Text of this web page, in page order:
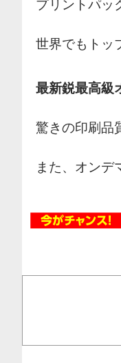
プリントパッ
世界でもトッ
最新鋭最高級
驚きの印刷品
また、オンデ
行うことで
オフセット
コピー機やレ